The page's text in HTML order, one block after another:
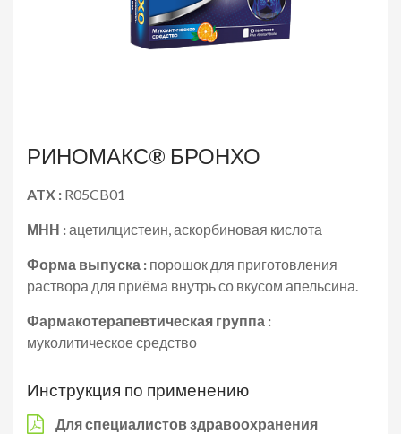
РИНОМАКС® БРОНХО
ATX : R05CB01
МНН :ацетилцистеин, аскорбиновая кислота
Форма выпуска : порошок для приготовления
раствора для приёма внутрь со вкусом апельсина.
Фармакотерапевтическая группа :
муколитическое средство
Инструкция по применению
Для специалистов здравоохранения